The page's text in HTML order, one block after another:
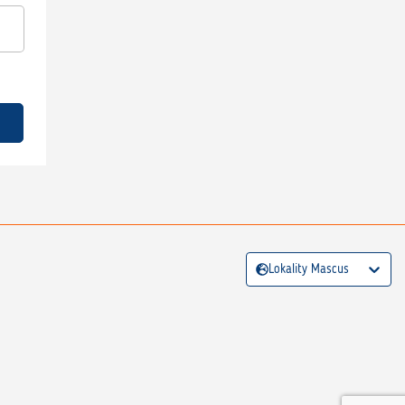
Lokality Mascus